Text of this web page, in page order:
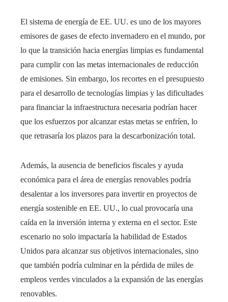
El sistema de energía de EE. UU. es uno de los mayores
emisores de gases de efecto invernadero en el mundo, por
lo que la transición hacia energías limpias es fundamental
para cumplir con las metas internacionales de reducción
de emisiones. Sin embargo, los recortes en el presupuesto
para el desarrollo de tecnologías limpias y las dificultades
para financiar la infraestructura necesaria podrían hacer
que los esfuerzos por alcanzar estas metas se enfríen, lo
que retrasaría los plazos para la descarbonización total.
Además, la ausencia de beneficios fiscales y ayuda
económica para el área de energías renovables podría
desalentar a los inversores para invertir en proyectos de
energía sostenible en EE. UU., lo cual provocaría una
caída en la inversión interna y externa en el sector. Este
escenario no solo impactaría la habilidad de Estados
Unidos para alcanzar sus objetivos internacionales, sino
que también podría culminar en la pérdida de miles de
empleos verdes vinculados a la expansión de las energías
renovables.